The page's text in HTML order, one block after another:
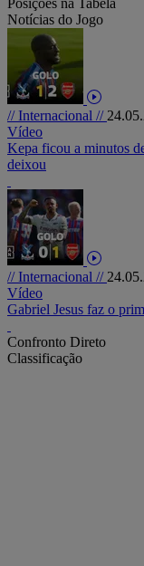
Notícias do Jogo
// Internacional //
Vídeo
Kepa ficou a minutos
deixou
// Internacional //
Vídeo
Gabriel Jesus faz o
Confronto Direto
Classificação